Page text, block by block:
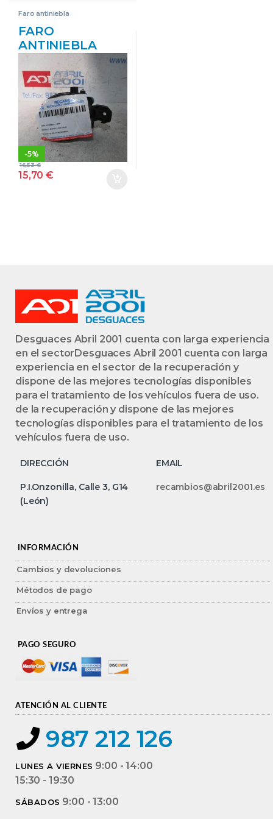
Faro antiniebla
FARO
ANTINIEBLA
MODUS I (2004-
>) 1.5 DCI (FP0D,
JP0D) D/ K9K J7
– #PROV#
DK9KJ7PROV
GRANATE
-5%
15,70€
16,53€
Desguaces Abril 2001 cuenta con larga experiencia
en el sectorDesguaces Abril 2001 cuenta con larga
experiencia en el sector de la recuperación y
dispone de las mejores tecnologías disponibles
para el tratamiento de los vehículos fuera de uso.
de la recuperación y dispone de las mejores
tecnologías disponibles para el tratamiento de los
vehículos fuera de uso.
DIRECCIÓN EMAIL
P.I.Onzonilla, Calle 3, G14
(León)
recambios@abril2001.es
INFORMACIÓN
Cambios y devoluciones
Métodos de pago
Envíos y entrega
PAGO SEGURO
ATENCIÓN AL CLIENTE
987 212 126
LUNES A VIERNES 9:00 - 14:00
15:30 - 19:30
SÁBADOS 9:00 - 13:00